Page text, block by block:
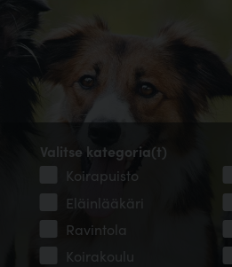
Valitse kategoria(t)
Koirapuisto
Eläinlääkäri
Ravintola
Koirakoulu